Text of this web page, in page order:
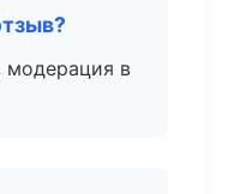
модерация в